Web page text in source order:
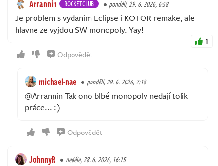
Arrannin ROCKETCLUB pondělí, 29. 6. 2026, 6:58
Je problem s vydanim Eclipse i KOTOR remake, ale
hlavne ze vyjdou SW monopoly. Yay!
1
Odpovědět
michael-nae pondělí, 29. 6. 2026, 7:18
@Arrannin Tak ono blbé monopoly nedají tolik
práce... :)
Odpovědět
JohnnyR neděle, 28. 6. 2026, 16:15